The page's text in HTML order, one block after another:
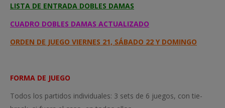
LISTA DE ENTRADA DOBLES DAMAS
CUADRO DOBLES DAMAS ACTUALIZADO
ORDEN DE JUEGO VIERNES 21, SÁBADO 22 Y DOMINGO
FORMA DE JUEGO
Todos los partidos individuales: 3 sets de 6 juegos, con tie-